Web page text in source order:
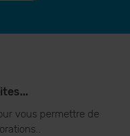
vous permettre de